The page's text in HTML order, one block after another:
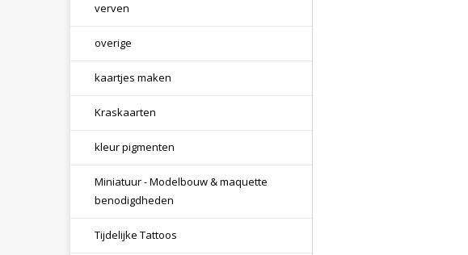
verven
overige
kaartjes maken
Kraskaarten
kleur pigmenten
Miniatuur - Modelbouw & maquette
benodigdheden
Tijdelijke Tattoos